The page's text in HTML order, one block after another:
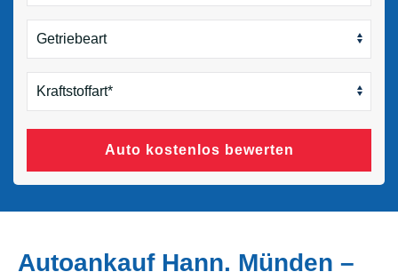
Auto kostenlos bewerten
Autoankauf Hann. Münden –